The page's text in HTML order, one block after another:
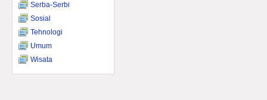
Serba-Serbi
Sosial
Tehnologi
Umum
Wisata